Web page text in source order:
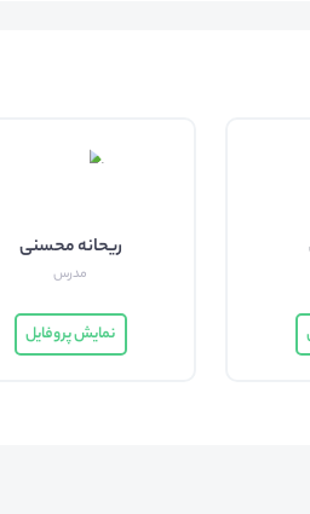
ریحانه محسنی
مدرس
نمایش پروفایل